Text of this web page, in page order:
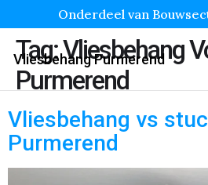
Onderdeel van
Vliesbehang Purmerend
Tag:Vliesbehang
Purmerend
Vliesbehang vs
Purmerend